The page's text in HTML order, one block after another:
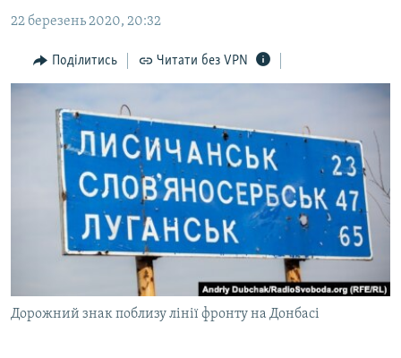
основної
навігації
Перейти
до
БЛОГИ
ПОГЛЯД
ІНТЕРВ'Ю
ВСЕ ЗА ДЕНЬ
СПЕЦПРОЕКТИ
ДЕПОРТАЦІЯ
ВІДЕОУРОКИ «ELIFBE»
СВІДЧЕННЯ ОКУПАЦІЇ
УКРАЇНСЬКА ПРОБЛЕМА КРИМУ
ІНФОГРАФІКА
ЯК ОБІЙТИ БЛОКУВАННЯ
Русский
ДОЛУЧАЙСЯ!
22 березень 2020, 20:32
Поділитись Читати без VPN
Дорожний знак поблизу лінії фронту на Донбасі